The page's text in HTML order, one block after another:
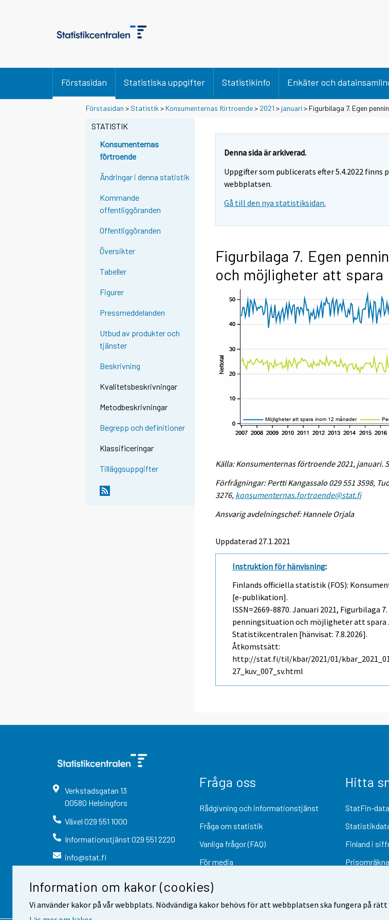
Information om kakor (cookies)
Vi använder kakor på vår webbplats. Nödvändiga kakor behövs för att webbplatsen ska fungera på
Förstasidan Statistiska uppgifter Statistikinfo Enkäter och
Förstasidan > Statistik > Konsumenternas förtroende> 2021 > januari > Figurbilaga 7. Egen
STATISTIK
Konsumenternas
förtroende
Ändringar i denna statistik
Kommande
offentliggöranden
Offentliggöranden
Översikter
Tabeller
Figurer
Pressmeddelanden
Utbud av produkter och
tjänster
Beskrivning
Kvalitetsbeskrivningar
Metodbeskrivningar
Begrepp och definitioner
Klassificeringar
Tilläggsuppgifter
Denna sida är arkiverad.
Uppgifter som publicerats efter 5.4.2022 finns
webbplatsen.
Gå till den nya statistiksidan.
Figurbilaga 7. Egen
och möjligheter att spara
Källa: Konsumenternas förtroende 2021, januari.
Förfrågningar: Pertti Kangassalo 029 551 3598,
3276, konsumenternas.fortroende@stat.fi
Ansvarig avdelningschef: Hannele Orjala
Uppdaterad 27.1.2021
Instruktion för hänvisning:
Finlands officiella statistik (FOS):
[e-publikation].
ISSN=2669-8870.Januari 2021, Figurbilaga 7.
penningsituation och möjligheter att spara
Statistikcentralen [hänvisat: 7.8.2026].
Åtkomstsätt:
http://stat.fi/til/kbar/2021/01/
27_kuv_007_sv.html
Verkstadsgatan 13
00580 Helsingfors
Växel 029 551 1000
Informationstjänst 029 551 2220
info@stat.fi
Fråga oss
Rådgivning och informationstjänst
Fråga om statistik
Vanliga frågor (FAQ)
För media
Hitta
StatFin-
Finland i